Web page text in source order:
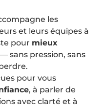
les
et leurs équipes à
pour mieux
— sans pression, sans
pour vous
, à parler de
avec clarté et à